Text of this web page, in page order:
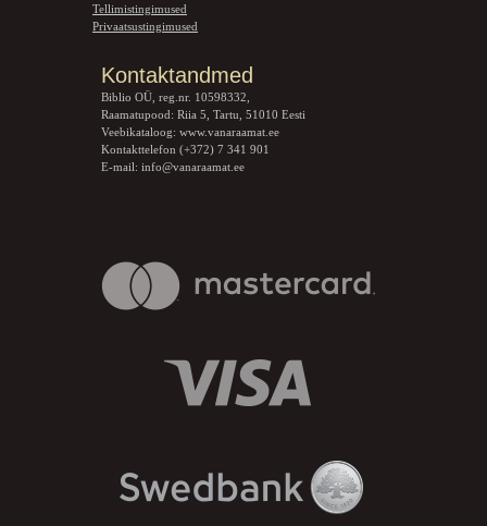
Tellimistingimused
Privaatsustingimused
Kontaktandmed
Biblio OÜ, reg.nr. 10598332,
Raamatupood: Riia 5, Tartu, 51010 Eesti
Veebikataloog: www.vanaraamat.ee
Kontakttelefon (+372) 7 341 901
E-mail: info@vanaraamat.ee